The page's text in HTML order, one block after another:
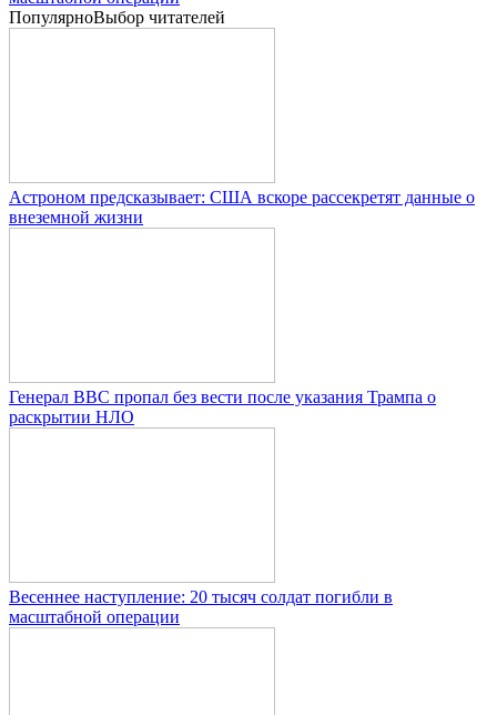
ПопулярноВыбор читателей
Астроном предсказывает: США вскоре рассекретят данные о
внеземной жизни
Генерал ВВС пропал без вести после указания Трампа о
раскрытии НЛО
Весеннее наступление: 20 тысяч солдат погибли в
масштабной операции